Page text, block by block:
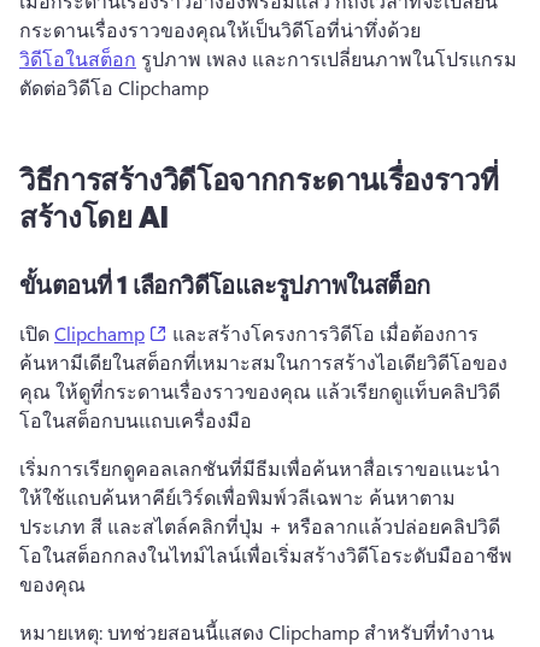
กระดานเรื่องราวของคุณให้เป็นวิดีโอที่น่าทึ่งด้วย
วิดีโอในสต็อก รูปภาพ เพลง และการเปลี่ยนภาพในโปรแกรม
ตัดต่อวิดีโอ Clipchamp
วิธีการสร้างวิดีโอจากกระดานเรื่องราวที่
สร้างโดย AI
ขั้นตอนที่ 1 เลือกวิดีโอและรูปภาพในสต็อก
เปิด Clipchamp (opens in a new tab)
และสร้างโครงการวิดีโอ เมื่อต้องการ
ค้นหามีเดียในสต็อกที่เหมาะสมในการสร้างไอเดียวิดีโอของ
คุณ ให้ดูที่กระดานเรื่องราวของคุณ แล้วเรียกดูแท็บคลิปวิดี
โอในสต็อกบนแถบเครื่องมือ
เริ่มการเรียกดูคอลเลกชันที่มีธีมเพื่อค้นหาสื่อเราขอแนะนำ
ให้ใช้แถบค้นหาคีย์เวิร์ดเพื่อพิมพ์วลีเฉพาะ ค้นหาตาม
ประเภท สี และสไตล์คลิกที่ปุ่ม + หรือลากแล้วปล่อยคลิปวิดี
โอในสต็อกกลงในไทม์ไลน์เพื่อเริ่มสร้างวิดีโอระดับมืออาชีพ
ของคุณ
หมายเหตุ: บทช่วยสอนนี้แสดง Clipchamp สำหรับที่ทำงาน